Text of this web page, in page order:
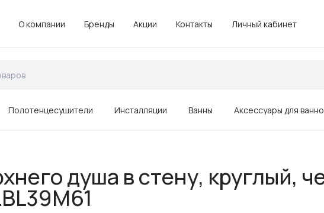
О компании Бренды Акции Контакты Личный кабинет
Зеркала
Душевые ограждения, поддоны
Полотенцесушители Инсталляции Ванны Аксессуары для
душа в стену, круглый,